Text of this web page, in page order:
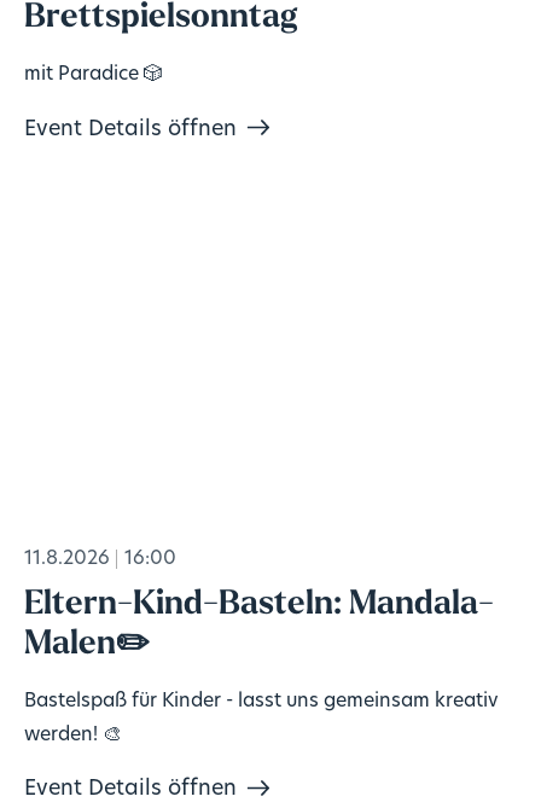
Brettspielsonntag
mit Paradice 🎲
Event Details öffnen
11.8.2026 16:00
Eltern-Kind-Basteln: Mandala-
Malen✏️
Bastelspaß für Kinder - lasst uns gemeinsam kreativ
werden! 🎨
Event Details öffnen